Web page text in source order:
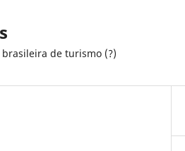
de turismo (?)